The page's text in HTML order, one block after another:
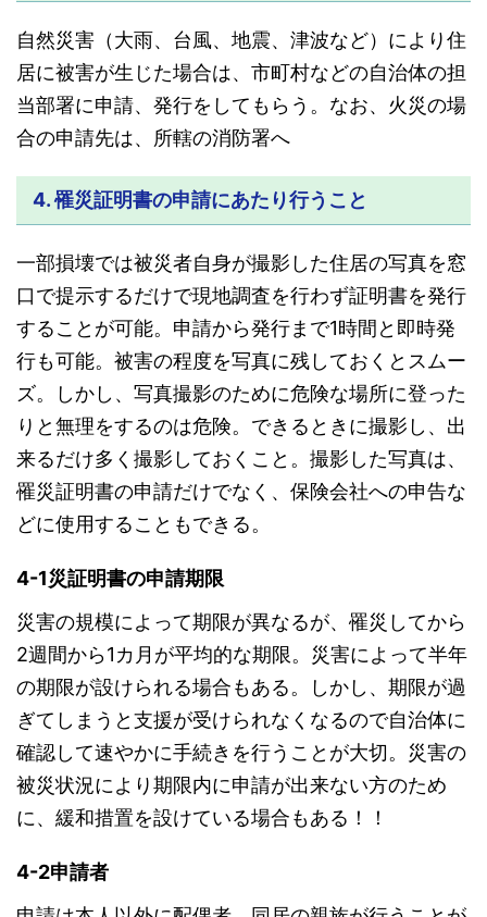
自然災害（大雨、台風、地震、津波など）により住
居に被害が生じた場合は、 市町村などの自治体の担
当部署に申請、発行をしてもらう。なお、 火災の場
合の申請先は、所轄の消防署へ
4. 罹災証明書の申請にあたり行うこと
一部損壊では被災者自身が撮影した住居の写真を窓
口で提示するだけで現地調査を行わず証明書を発行
することが可能。 申請から発行まで1時間と即時発
行も可能。被害の程度を写真に残しておくとスムー
ズ。しかし、写真撮影のために危険な場所に登った
りと無理をするのは危険。できるときに撮影し、出
来るだけ多く撮影しておくこと。撮影した写真は、
罹災証明書の申請だけでなく、保険会社への申告な
どに使用することもできる。
4-1災証明書の申請期限
災害の規模によって期限が異なるが、 罹災してから
2週間から1カ月が平均的な期限。災害によって半年
の期限が設けられる場合もある。
しかし、期限が過
ぎてしまうと支援が受けられなくなるので自治体に
確認して速やかに手続きを行うことが大切。災害の
被災状況により期限内に申請が出来ない方のため
に、緩和措置を設けている場合もある！！
4-2申請者